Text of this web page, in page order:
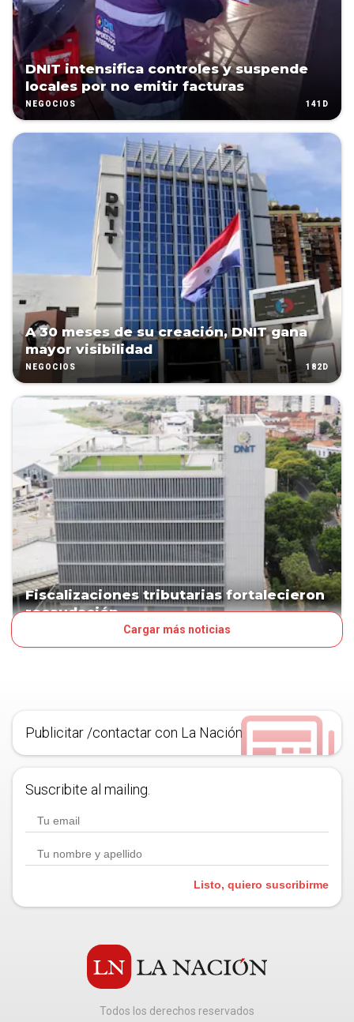
DNIT intensifica controles y suspende
locales por no emitir facturas
NEGOCIOS 141D
A 30 meses de su creación, DNIT gana
mayor visibilidad
NEGOCIOS 182D
Fiscalizaciones tributarias fortalecieron
recaudación
Cargar más noticias
Publicitar /contactar con La Nación
Suscribite al mailing.
Listo, quiero suscribirme
Todos los derechos reservados